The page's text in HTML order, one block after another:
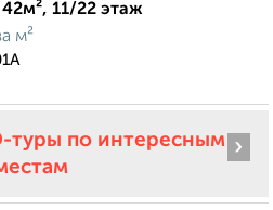
11/22 этаж
м²
туры по интересным ›